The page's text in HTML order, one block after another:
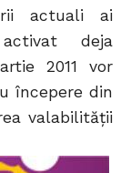
actuali ai
deja
2011 vor
începere din
valabilității